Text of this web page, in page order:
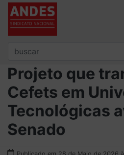
Projeto que
Cefets em
Tecnológicas
Senado